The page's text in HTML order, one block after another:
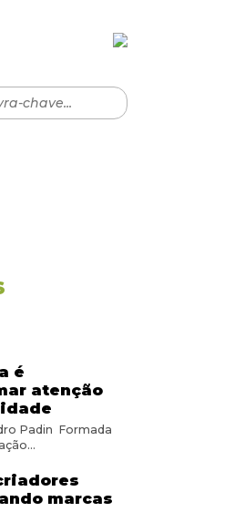
é
atenção
Padin Formada
marcas